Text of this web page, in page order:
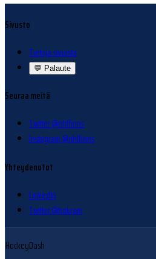
Sivusto
Tietoja sivuista
💬 Palaute
Seuraa meitä
Twitter @nhlfinns
Instagram @nhlfinns
Yhteydenotot
LinkedIn
Twitter @hokram
HockeyDash